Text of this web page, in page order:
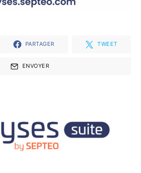
PARTAGER TWEET
ENVOYER